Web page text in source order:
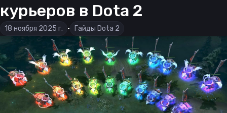
курьеров в Dota 2
18 ноября 2025 г. • Гайды Dota 2